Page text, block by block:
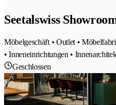
Seetalswiss
Möbelgeschäft • Outlet •
• Inneneinrichtungen •
Geschlossen